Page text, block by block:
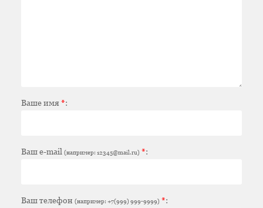
Ваше имя*:
Ваш e-mail (например: 12345@mail.ru) *:
Ваш телефон (например: +7(999) 999-9999) *: